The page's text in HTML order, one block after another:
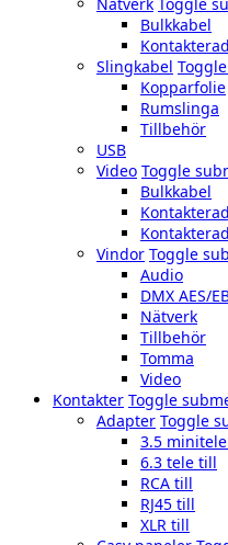
Bulkkabel
Slingkabel
Kopparfolie
Rumslinga
Tillbehör
USB
Video Toggle
Bulkkabel
Vindor Toggle
Audio
DMX AES/
Nätverk
Tillbehör
Tomma
Video
Kontakter Toggle
Adapter Toggle
3.5
6.3 tele till
RCA till
RJ45 till
XLR till